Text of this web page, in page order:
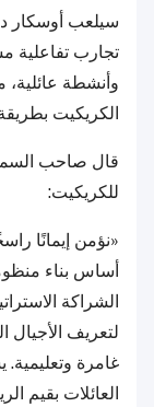
سيلعب أوسكار
تجارب تفاعلية
وأنشطة عائلية،
الكريكيت
قال صاحب السمو
للكريكيت:
«نؤمن إيمانًا
أساس بناء
الشراكة
لتعريف الأجيال
غامرة
العائلات بقيم